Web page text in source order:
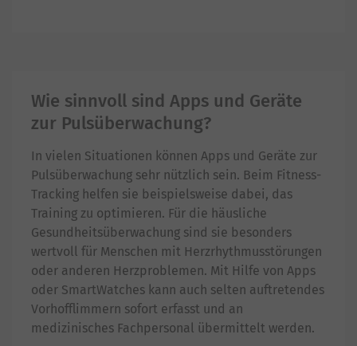
Wie sinnvoll sind Apps und Geräte
zur Pulsüberwachung?
In vielen Situationen können Apps und Geräte zur
Pulsüberwachung sehr nützlich sein. Beim Fitness-
Tracking helfen sie beispielsweise dabei, das
Training zu optimieren. Für die häusliche
Gesundheitsüberwachung sind sie besonders
wertvoll für Menschen mit Herzrhythmusstörungen
oder anderen Herzproblemen. Mit Hilfe von Apps
oder SmartWatches kann auch selten auftretendes
Vorhofflimmern sofort erfasst und an
medizinisches Fachpersonal übermittelt werden.